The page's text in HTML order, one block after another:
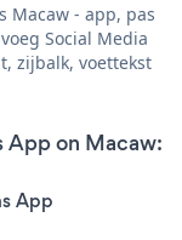
Macaw - app, pas
Social Media
zijbalk, voettekst
App on Macaw:
App